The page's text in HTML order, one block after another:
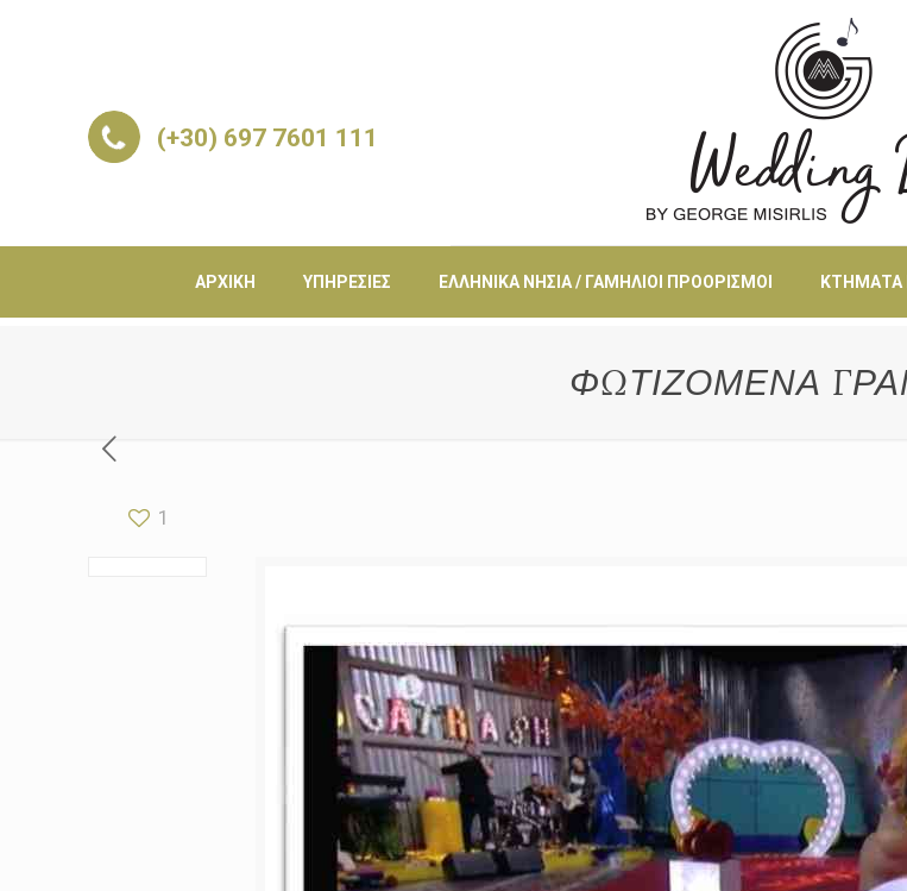
(+30) 697 7601 111
ΑΡΧΙΚΉ ΥΠΗΡΕΣΊΕΣ ΕΛΛΗΝΙΚΆ ΝΗΣΙΆ / ΓΑΜΉΛΙΟΙ ΠΡΟΟΡΙΣΜΟΊ ΚΤΉΜΑΤΑ
ΦΩΤΙΖΟΜΕΝΑ
1